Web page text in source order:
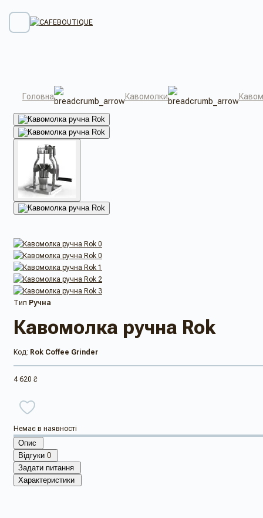
Головна Кавомолки
Тип Ручна
Кавомолка ручна Rok
Код: Rok Coffee Grinder
4 620 ₴
Немає в наявності
Опис
Відгуки 0
Задати питання
Характеристики